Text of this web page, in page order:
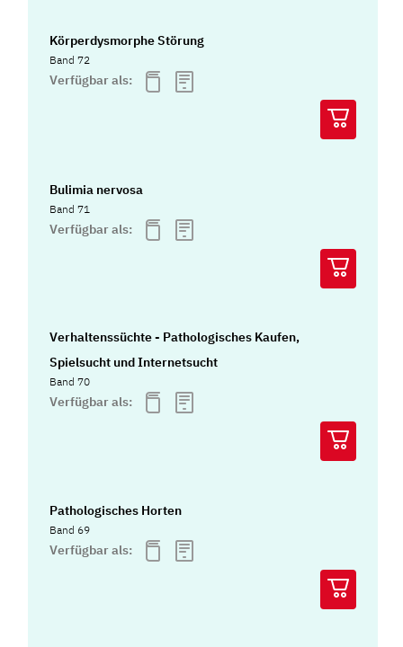
Körperdysmorphe Störung
Band 72
Verfügbar als:
Bulimia nervosa
Band 71
Verfügbar als:
Verhaltenssüchte - Pathologisches Kaufen,
Spielsucht und Internetsucht
Band 70
Verfügbar als:
Pathologisches Horten
Band 69
Verfügbar als: